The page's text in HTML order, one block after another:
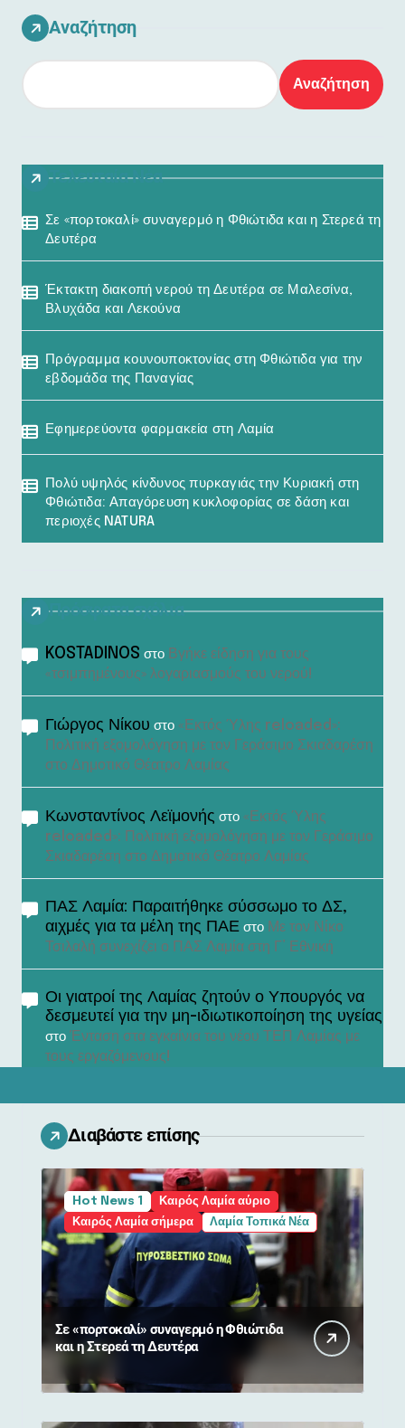
Αναζήτηση
Αναζήτηση
Τελευταία Νέα
Σε «πορτοκαλί» συναγερμό η Φθιώτιδα και η Στερεά τη
Δευτέρα
Έκτακτη διακοπή νερού τη Δευτέρα σε Μαλεσίνα,
Βλυχάδα και Λεκούνα
Πρόγραμμα κουνουποκτονίας στη Φθιώτιδα για την
εβδομάδα της Παναγίας
Εφημερεύοντα φαρμακεία στη Λαμία
Πολύ υψηλός κίνδυνος πυρκαγιάς την Κυριακή στη
Φθιώτιδα: Απαγόρευση κυκλοφορίας σε δάση και
περιοχές NATURA
Πρόσφατα σχόλια
KOSTADINOS στο Βγήκε είδηση για τους
«τσιμπημένους» λογαριασμούς του νερού!
Γιώργος Νίκου στο «Εκτός Ύλης reloaded»:
Πολιτική εξομολόγηση με τον Γεράσιμο Σκιαδαρέση
στο Δημοτικό Θέατρο Λαμίας
Κωνσταντίνος Λεϊμονής στο «Εκτός Ύλης
reloaded»: Πολιτική εξομολόγηση με τον Γεράσιμο
Σκιαδαρέση στο Δημοτικό Θέατρο Λαμίας
ΠΑΣ Λαμία: Παραιτήθηκε σύσσωμο το ΔΣ,
αιχμές για τα μέλη της ΠΑΕ στο Με τον Νίκο
Τσιλαλή συνεχίζει ο ΠΑΣ Λαμία στη Γ’ Εθνική
Οι γιατροί της Λαμίας ζητούν ο Υπουργός να
δεσμευτεί για την μη-ιδιωτικοποίηση της υγείας
στο Ένταση στα εγκαίνια του νέου ΤΕΠ Λαμίας με
τους εργαζόμενους!
Διαβάστε επίσης
Hot News 1
Καιρός Λαμία αύριο
Καιρός Λαμία σήμερα
Λαμία Τοπικά Νέα
Σε «πορτοκαλί» συναγερμό η Φθιώτιδα
και η Στερεά τη Δευτέρα